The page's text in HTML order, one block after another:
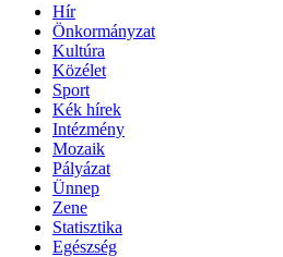
Hír
Önkormányzat
Kultúra
Közélet
Sport
Kék hírek
Intézmény
Mozaik
Pályázat
Ünnep
Zene
Statisztika
Egészség